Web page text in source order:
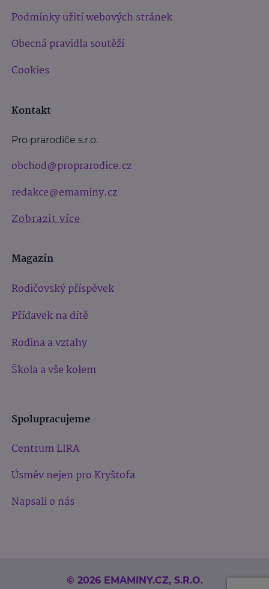
Podmínky užití webových stránek
Obecná pravidla soutěží
Cookies
Kontakt
Pro prarodiče s.r.o.
obchod@proprarodice.cz
redakce@emaminy.cz
Zobrazit více
Magazín
Rodičovský příspěvek
Přídavek na dítě
Rodina a vztahy
Škola a vše kolem
Spolupracujeme
Centrum LIRA
Úsměv nejen pro Kryštofa
Napsali o nás
© 2026 EMAMINY.CZ, S.R.O.